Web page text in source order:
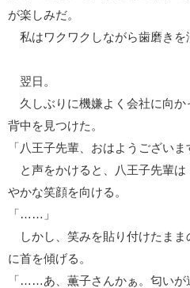
が楽しみだ。
私はワクワクしながら歯磨きを
翌日。
久しぶりに機嫌よく会社に向か
背中を見つけた。
「八王子先輩、おはようございま
と声をかけると、八王子先輩は
やかな笑顔を向ける。
「……」
しかし、笑みを貼り付けたまま
に首を傾げる。
「……あ、薫子さんかぁ。匂いが